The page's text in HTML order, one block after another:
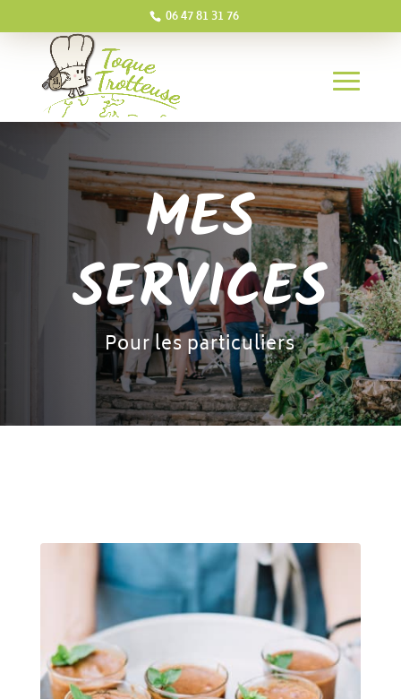
06 47 81 31 76
MES
SERVICES
Pour les particuliers